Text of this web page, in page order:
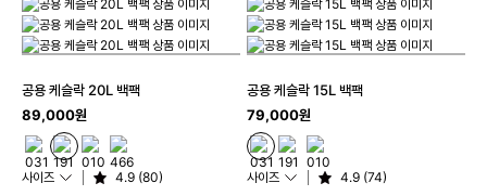
공용 케슬락 20L 백팩
89,000원
사이즈 4.9 (80)
공용 케슬락 15L 백팩
79,000원
사이즈 4.9 (74)